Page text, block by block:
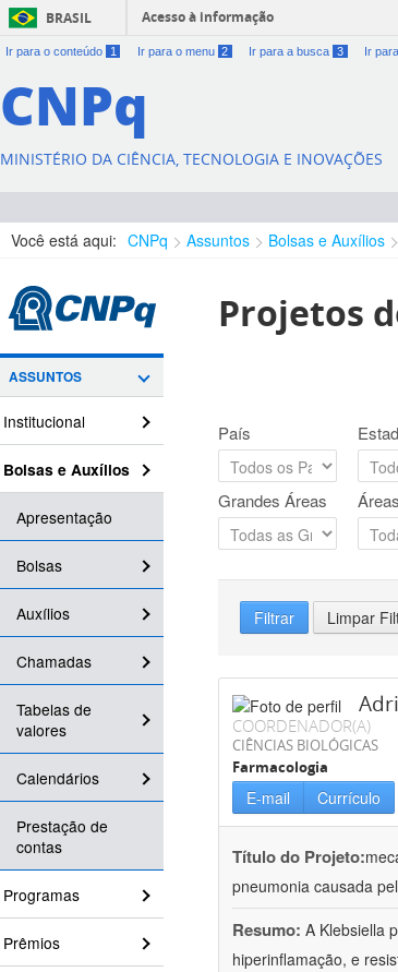
BRASIL Acesso à informação
Ir para o conteúdo 1 Ir para o menu 2 Ir para a busca 3 Ir
CNPq
MINISTÉRIO DA CIÊNCIA, TECNOLOGIA E INOVAÇÕES
Você está aqui: CNPq Assuntos Bolsas e Auxílios
ASSUNTOS
Institucional
Bolsas e Auxílios
Apresentação
Bolsas
Auxílios
Chamadas
Tabelas de
valores
Calendários
Prestação de
contas
Programas
Prêmios
Projetos
País
Grandes Áreas Áreas
Filtrar Limpar
COORDENADOR(A)
CIÊNCIAS BIOLÓGICAS
Farmacologia
E-mail Currículo
Título do Projeto:
pneumonia causada
Resumo: A Klebsiella
hiperinflamação, e